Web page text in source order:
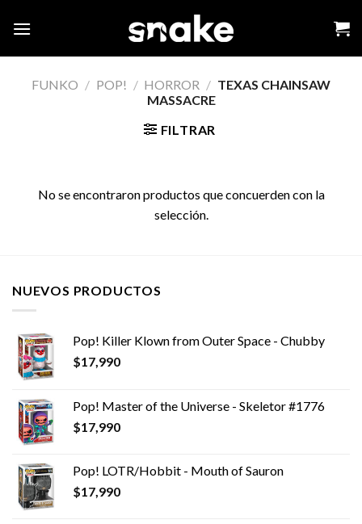
FUNKO / POP! / HORROR / TEXAS CHAINSAW
MASSACRE
FILTRAR
No se encontraron productos que concuerden con la
selección.
NUEVOS PRODUCTOS
Pop! Killer Klown from Outer Space - Chubby
$17,990
Pop! Master of the Universe - Skeletor #1776
$17,990
Pop! LOTR/Hobbit - Mouth of Sauron
$17,990